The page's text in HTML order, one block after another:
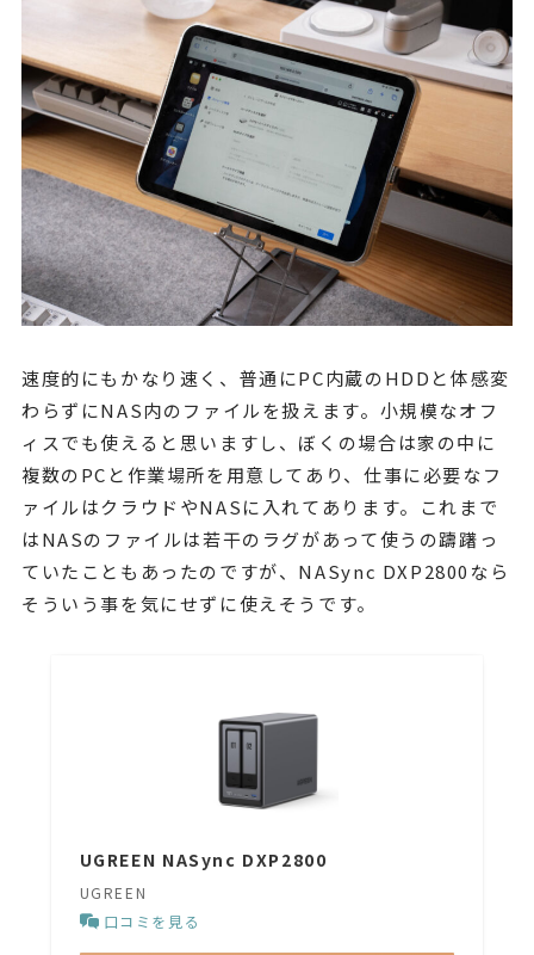
速度的にもかなり速く、普通にPC内蔵のHDDと体感変
わらずにNAS内のファイルを扱えます。小規模なオフ
ィスでも使えると思いますし、ぼくの場合は家の中に
複数のPCと作業場所を用意してあり、仕事に必要なフ
ァイルはクラウドやNASに入れてあります。これまで
はNASのファイルは若干のラグがあって使うの躊躇っ
ていたこともあったのですが、NASync DXP2800なら
そういう事を気にせずに使えそうです。
UGREEN NASync DXP2800
UGREEN
口コミを見る